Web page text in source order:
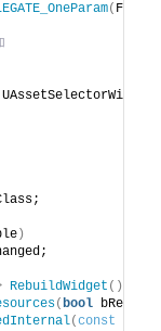
(
UAssetSelectorWidget
)
RebuildWidget ()
(bool
(const